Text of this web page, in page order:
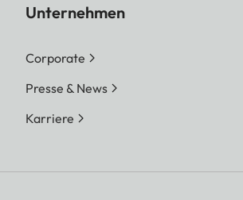
Unternehmen
Corporate
Presse & News
Karriere